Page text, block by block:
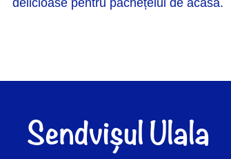
delicioase pentru pachețelul de acasă.
Sendvișul Ulala